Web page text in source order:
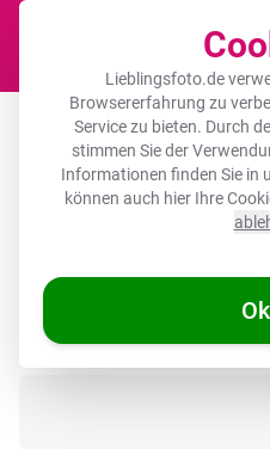
Lieblingsfoto.de
Browsererfahrung zu
Service zu bieten. Durch
stimmen Sie der
Informationen finden Sie in
können auch hier Ihre
Poster – Vintage -
Natur
Auf Lager